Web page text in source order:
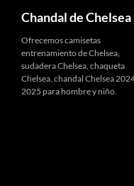
Chandal de
Ofrecemos camisetas
entrenamiento de Chelsea,
sudadera Chelsea, chaqueta
Chelsea, chandal Chelsea
2025 para hombre y niño.